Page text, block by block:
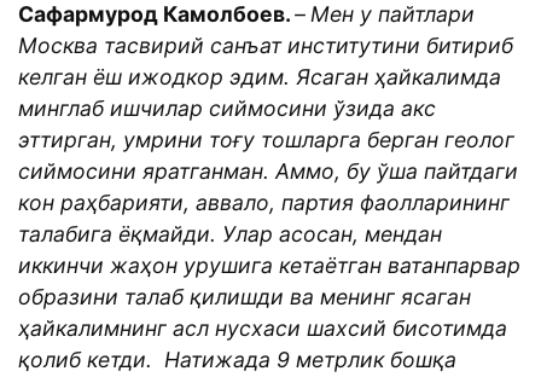
Сафармурод Камолбоев.– Мен у пайтлари
Москва тасвирий санъат институтини битириб
келган ёш ижодкор эдим. Ясаган ҳайкалимда
минглаб ишчилар сиймосини ўзида акс
эттирган, умрини тоғу тошларга берган геолог
сиймосини яратганман. Аммо, бу ўша пайтдаги
кон раҳбарияти, аввало, партия фаолларининг
талабига ёқмайди. Улар асосан, мендан
иккинчи жаҳон урушига кетаётган ватанпарвар
образини талаб қилишди ва менинг ясаган
ҳайкалимнинг асл нусхаси шахсий бисотимда
қолиб кетди. Натижада 9 метрлик бошқа